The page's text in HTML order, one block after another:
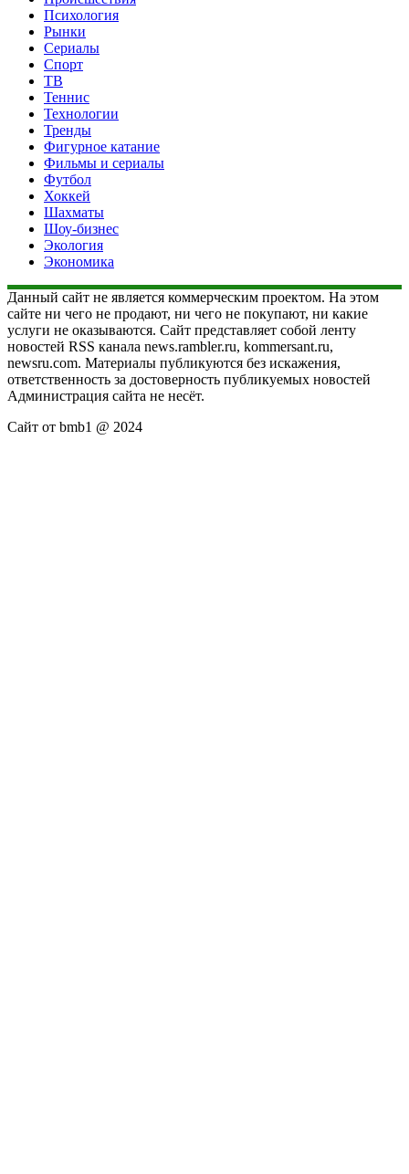
Психология
Рынки
Сериалы
Спорт
ТВ
Теннис
Технологии
Тренды
Фигурное катание
Фильмы и сериалы
Футбол
Хоккей
Шахматы
Шоу-бизнес
Экология
Экономика
Данный сайт не является коммерческим проектом. На этом
сайте ни чего не продают, ни чего не покупают, ни какие
услуги не оказываются. Сайт представляет собой ленту
новостей RSS канала news.rambler.ru, kommersant.ru,
newsru.com. Материалы публикуются без искажения,
ответственность за достоверность публикуемых новостей
Администрация сайта не несёт.
Сайт от bmb1 @ 2024